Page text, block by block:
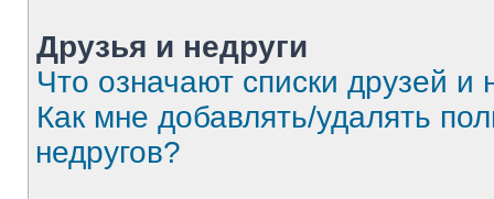
Друзья и недруги
Что означают списки друзей и
Как мне добавлять/удалять
недругов?